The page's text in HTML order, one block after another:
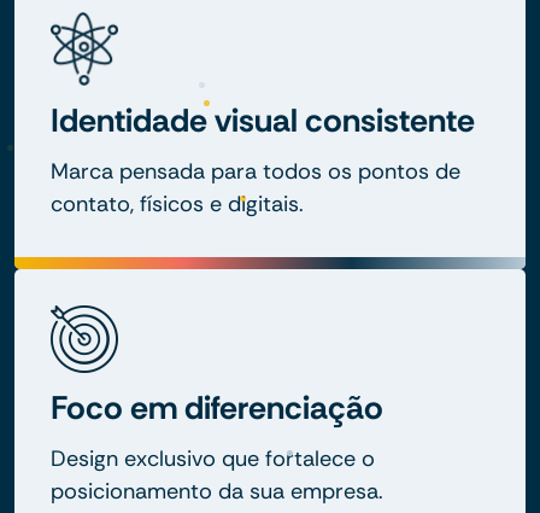
Identidade visual consistente
Marca pensada para todos os pontos de
contato, físicos e digitais.
Foco em diferenciação
Design exclusivo que fortalece o
posicionamento da sua empresa.